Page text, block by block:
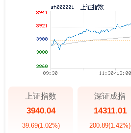
上证指数
3940.04
39.69(1.02%)
深证成指
14311.01
200.89(1.42%)